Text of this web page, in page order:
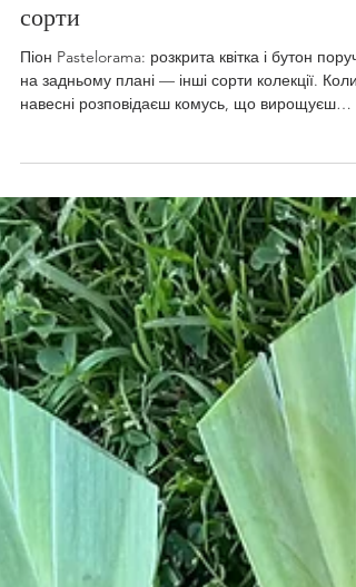
30 лип.
Піони: трав'янисті, ІТО,
деревовидні — відмінності та
на задньому плані — інші сорти колекції. Коли
навесні розповідаєш комусь, що вирощуєш
піони, у відповідь майже завжди чуєш одне й те
саме: «А, ті великі рожеві кущі, що цвітуть два
тижні й лягають на землю після дощу». І це
правда — але тільки про одну з трьох груп, які
ховаються під словом «піон». Трав'янисті, ІТО-
гібриди і деревовидні — це три різні рослини з
різною біологією, різними вимогами до
різною поведінкою в